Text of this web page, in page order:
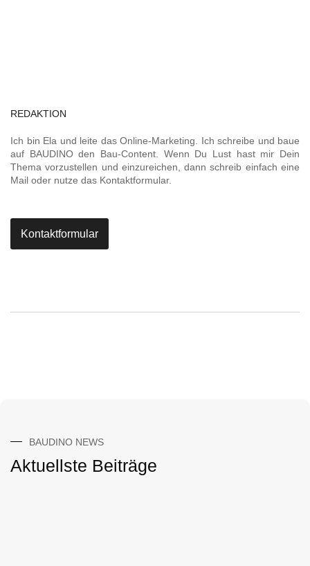
REDAKTION
Ich bin Ela und leite das Online-Marketing. Ich schreibe und baue
auf BAUDINO den Bau-Content. Wenn Du Lust hast mir Dein
Thema vorzustellen und einzureichen, dann schreib einfach eine
Mail oder nutze das Kontaktformular.
Kontaktformular
BAUDINO NEWS
Aktuellste Beiträge